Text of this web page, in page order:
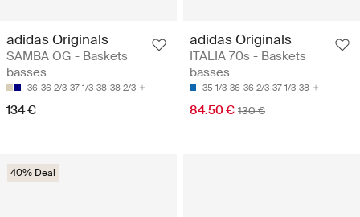
adidas Originals
SAMBA OG - Baskets
basses
36 36 2/3 37 1/3 38 38 2/3
134 €
adidas Originals
ITALIA 70s - Baskets
basses
35 1/3 36 36 2/3 37 1/3 38
84.50 € 130 €
40% Deal